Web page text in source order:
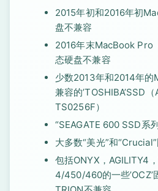
2015年初和2016年初
盘不兼容
2016年末MacBook Pro
态硬盘不兼容
少数2013年和2014年
兼容的’TOSHIBA’SSD
TS0256F）
“SEAGATE 600 SSD系
大多数“美光”和
包括ONYX，AGILITY4
4/450/460的一些’OCZ’